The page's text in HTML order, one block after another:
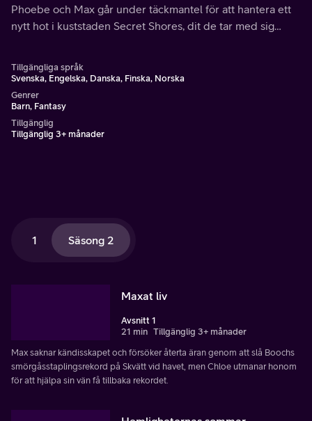
Phoebe och Max går under täckmantel för att hantera ett
nytt hot i kuststaden Secret Shores, dit de tar med sig
Tillgängliga språk
Svenska, Engelska, Danska, Finska, Norska
Genrer
Barn, Fantasy
Tillgänglig
Tillgänglig 3+ månader
1 Säsong 2
Maxat liv
Avsnitt 1
21 min Tillgänglig 3+ månader
Max saknar kändisskapet och försöker återta äran genom att slå Boochs
smörgåsstaplingsrekord på Skvätt vid havet, men Chloe utmanar honom
för att hjälpa sin vän få tillbaka rekordet.